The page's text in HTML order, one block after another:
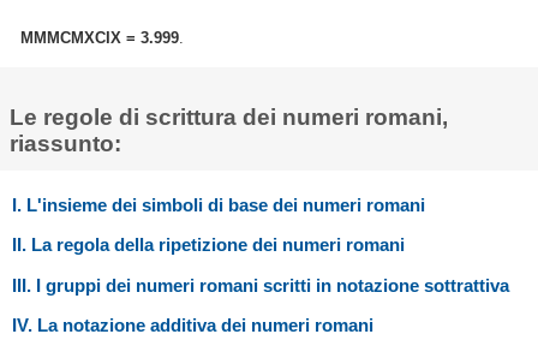
MMMCMXCIX = 3.999.
Le regole di scrittura dei numeri romani,
riassunto:
I. L'insieme dei simboli di base dei numeri romani
II. La regola della ripetizione dei numeri romani
III. I gruppi dei numeri romani scritti in notazione sottrattiva
IV. La notazione additiva dei numeri romani